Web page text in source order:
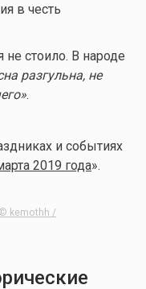
в честь
не стоило. В народе
разгульна, не
.
и событиях
2019 года».
© kemothh /